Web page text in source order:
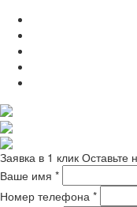
Заявка в 1 клик Оставьте
Ваше имя *
Номер телефона *